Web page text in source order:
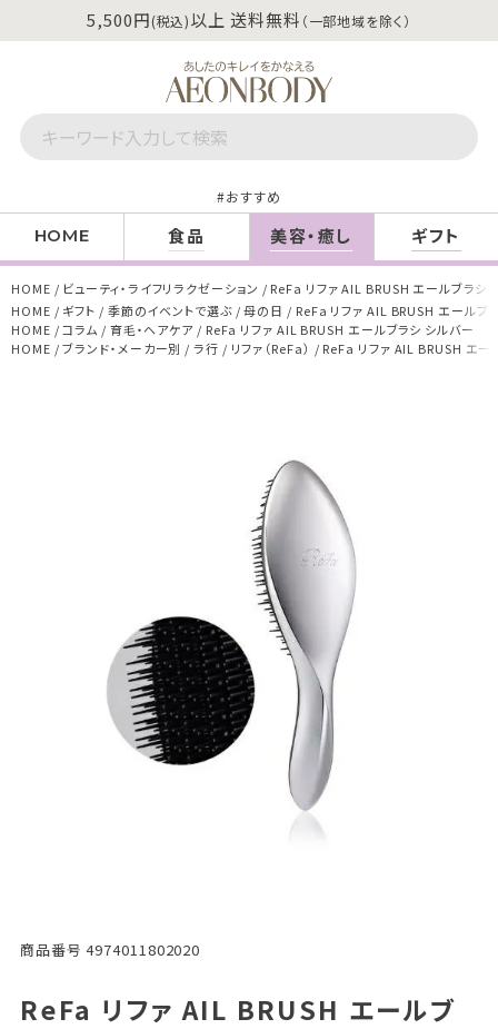
5,500円(税込)以上 送料無料 （一部地域を除く）
おすすめ
HOME 食品 美容・癒し ギフト
HOME ビューティ・ライフリラクゼーション
ReFa リファ AIL BRUSH エールブラシ
HOME
ギフト 季節のイベントで選ぶ 母の日
ReFa リファ AIL BRUSH エールブ
HOME
コラム 育毛・ヘアケア
ReFa リファ AIL BRUSH エールブラシ シルバー
HOME
ブランド・メーカー別 ラ行 リファ（ReFa） ReFa リファ AIL BRUSH エー
商品番号 4974011802020
ReFa リファ AIL BRUSH エールブ